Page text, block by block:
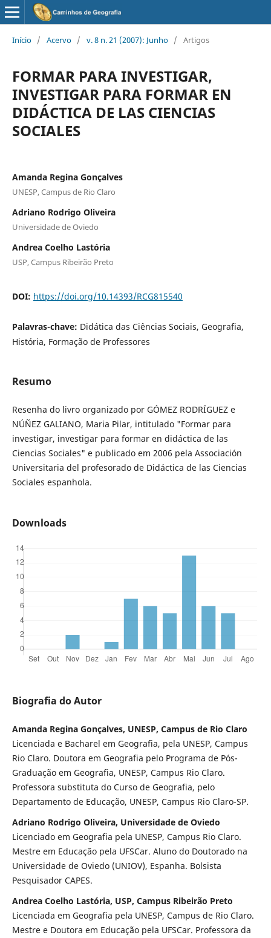
Início / Acervo / v. 8 n. 21 (2007): Junho / Artigos
FORMAR PARA INVESTIGAR,
INVESTIGAR PARA FORMAR EN
DIDÁCTICA DE LAS CIENCIAS
SOCIALES
Amanda Regina Gonçalves
UNESP, Campus de Rio Claro
Adriano Rodrigo Oliveira
Universidade de Oviedo
Andrea Coelho Lastória
USP, Campus Ribeirão Preto
DOI: https://doi.org/10.14393/RCG815540
Palavras-chave: Didática das Ciências Sociais, Geografia,
História, Formação de Professores
Resumo
Resenha do livro organizado por GÓMEZ RODRÍGUEZ e
NÚÑEZ GALIANO, Maria Pilar, intitulado "Formar para
investigar, investigar para formar en didáctica de las
Ciencias Sociales" e publicado em 2006 pela Associación
Universitaria del profesorado de Didáctica de las Ciencias
Sociales espanhola.
Downloads
Biografia do Autor
Amanda Regina Gonçalves, UNESP, Campus de Rio Claro
Licenciada e Bacharel em Geografia, pela UNESP, Campus
Rio Claro. Doutora em Geografia pelo Programa de Pós-
Graduação em Geografia, UNESP, Campus Rio Claro.
Professora substituta do Curso de Geografia, pelo
Departamento de Educação, UNESP, Campus Rio Claro-SP.
Adriano Rodrigo Oliveira, Universidade de Oviedo
Licenciado em Geografia pela UNESP, Campus Rio Claro.
Mestre em Educação pela UFSCar. Aluno do Doutorado na
Universidade de Oviedo (UNIOV), Espanha. Bolsista
Pesquisador CAPES.
Andrea Coelho Lastória, USP, Campus Ribeirão Preto
Licenciada em Geografia pela UNESP, Campus de Rio Claro.
Mestre e Doutora em Educação pela UFSCar. Professora da